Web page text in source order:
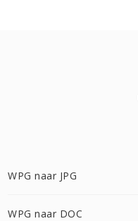
WPG naar JPG
WPG naar DOC